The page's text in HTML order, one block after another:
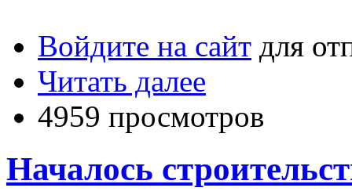
Войдите на сайт для
Читать далее
4959 просмотров
Началось